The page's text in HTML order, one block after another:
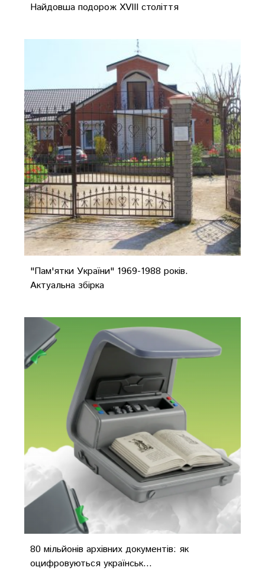
Найдовша подорож XVIII століття
"Пам'ятки України" 1969-1988 років.
Актуальна збірка
80 мільйонів архівних документів: як
оцифровуються українськ...